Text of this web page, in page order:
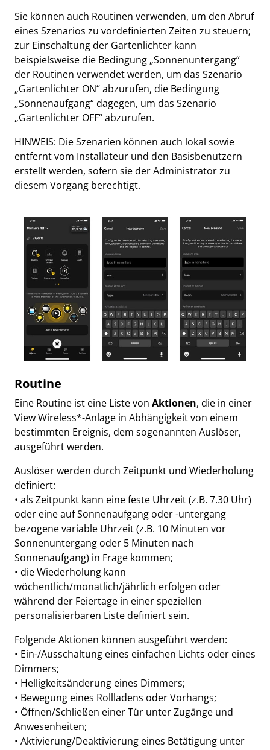
Sie können auch Routinen verwenden, um den Abruf
eines Szenarios zu vordefinierten Zeiten zu steuern;
zur Einschaltung der Gartenlichter kann
beispielsweise die Bedingung „Sonnenuntergang“
der Routinen verwendet werden, um das Szenario
„Gartenlichter ON“ abzurufen, die Bedingung
„Sonnenaufgang“ dagegen, um das Szenario
„Gartenlichter OFF“ abzurufen.
HINWEIS: Die Szenarien können auch lokal sowie
entfernt vom Installateur und den Basisbenutzern
erstellt werden, sofern sie der Administrator zu
diesem Vorgang berechtigt.
Routine
Eine Routine ist eine Liste von Aktionen, die in einer
View Wireless*-Anlage in Abhängigkeit von einem
bestimmten Ereignis, dem sogenannten Auslöser,
ausgeführt werden.
Auslöser werden durch Zeitpunkt und Wiederholung
definiert:
• als Zeitpunkt kann eine feste Uhrzeit (z.B. 7.30 Uhr)
oder eine auf Sonnenaufgang oder -untergang
bezogene variable Uhrzeit (z.B. 10 Minuten vor
Sonnenuntergang oder 5 Minuten nach
Sonnenaufgang) in Frage kommen;
• die Wiederholung kann
wöchentlich/monatlich/jährlich erfolgen oder
während der Feiertage in einer speziellen
personalisierbaren Liste definiert sein.
Folgende Aktionen können ausgeführt werden:
• Ein-/Ausschaltung eines einfachen Lichts oder eines
Dimmers;
• Helligkeitsänderung eines Dimmers;
• Bewegung eines Rollladens oder Vorhangs;
• Öffnen/Schließen einer Tür unter Zugänge und
Anwesenheiten;
• Aktivierung/Deaktivierung eines Betätigung unter